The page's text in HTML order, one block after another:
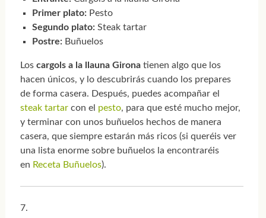
Primer plato: Pesto
Segundo plato: Steak tartar
Postre: Buñuelos
Los cargols a la llauna Gironatienen algo que los
hacen únicos, y lo descubrirás cuando los prepares
de forma casera. Después, puedes acompañar el
steak tartarcon el pesto, para que esté mucho mejor,
y terminar con unos buñuelos hechos de manera
casera, que siempre estarán más ricos (si queréis ver
una lista enorme sobre buñuelos la encontraréis
en Receta Buñuelos).